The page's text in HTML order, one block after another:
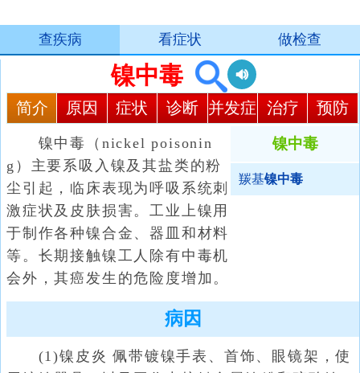
查疾病 看症状 做检查
镍中毒
简介 原因 症状 诊断 并发症 治疗 预防
镍中毒
羰基镍中毒
镍中毒（nickel poisonin
g）主要系吸入镍及其盐类的粉
尘引起，临床表现为呼吸系统刺
激症状及皮肤损害。工业上镍用
于制作各种镍合金、器皿和材料
等。长期接触镍工人除有中毒机
会外，其癌发生的危险度增加。
病因
(1)镍皮炎 佩带镀镍手表、首饰、眼镜架，使